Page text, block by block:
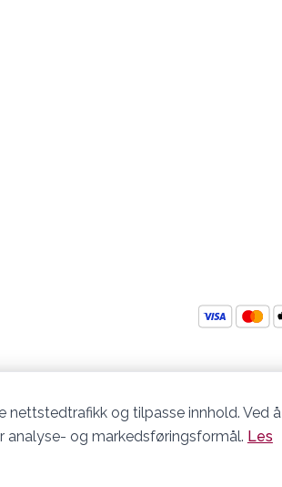
nettstedtrafikk og tilpasse innhold. Ved å
analyse- og markedsføringsformål. Les